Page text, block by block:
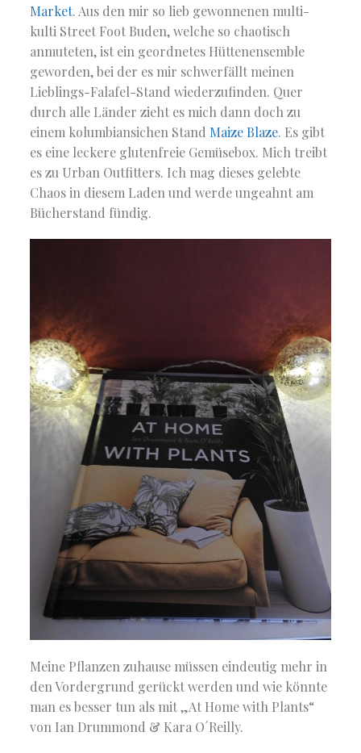
Market. Aus den mir so lieb gewonnenen multi-
kulti Street Foot Buden, welche so chaotisch
anmuteten, ist ein geordnetes Hüttenensemble
geworden, bei der es mir schwerfällt meinen
Lieblings-Falafel-Stand wiederzufinden. Quer
durch alle Länder zieht es mich dann doch zu
einem kolumbiansichen Stand Maize Blaze. Es gibt
es eine leckere glutenfreie Gemüsebox. Mich treibt
es zu Urban Outfitters. Ich mag dieses gelebte
Chaos in diesem Laden und werde ungeahnt am
Bücherstand fündig.
Meine Pflanzen zuhause müssen eindeutig mehr in
den Vordergrund gerückt werden und wie könnte
man es besser tun als mit „At Home with Plants“
von Ian Drummond & Kara O´Reilly.